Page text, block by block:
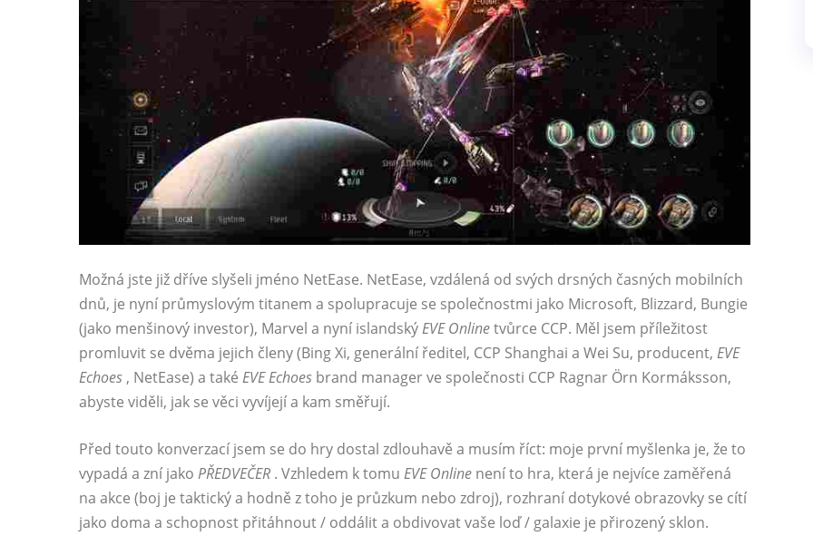
Možná jste již dříve slyšeli jméno NetEase. NetEase, vzdálená od svých drsných časných mobilních
dnů, je nyní průmyslovým titanem a spolupracuje se společnostmi jako Microsoft, Blizzard, Bungie
(jako menšinový investor), Marvel a nyní islandskýEVE Onlinetvůrce CCP. Měl jsem příležitost
promluvit se dvěma jejich členy (Bing Xi, generální ředitel, CCP Shanghai a Wei Su, producent, EVE
Echoes , NetEase) a také EVE Echoes brand manager ve společnosti CCP Ragnar Örn Kormáksson,
abyste viděli, jak se věci vyvíjejí a kam směřují.
Před touto konverzací jsem se do hry dostal zdlouhavě a musím říct: moje první myšlenka je, že to
vypadá a zní jako PŘEDVEČER . Vzhledem k tomu EVE Online není to hra, která je nejvíce zaměřená
na akce (boj je taktický a hodně z toho je průzkum nebo zdroj), rozhraní dotykové obrazovky se cítí
jako doma a schopnost přitáhnout / oddálit a obdivovat vaše loď / galaxie je přirozený sklon.